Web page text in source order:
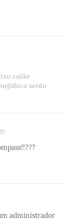
calão
serão
administrador